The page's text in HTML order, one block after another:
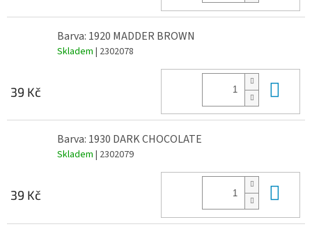
Barva: 1920 MADDER BROWN
Skladem | 2302078
39 Kč
Barva: 1930 DARK CHOCOLATE
Skladem | 2302079
39 Kč